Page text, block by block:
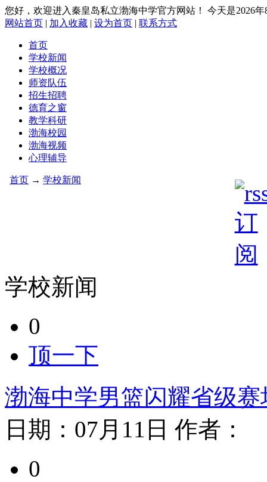
您好，欢迎进入秦皇岛私立渤海中学官方网站！ 今天是2026
网站首页 | 加入收藏 | 设为首页 | 联系方式
首页
学校新闻
学校概况
师资队伍
招生招聘
德育之窗
教学科研
渤海校园
渤海视频
心理辅导
首页 → 学校新闻
学校新闻
0
顶一下
渤海中学男篮闪耀省级赛
日期： 07月11日 作者：
0